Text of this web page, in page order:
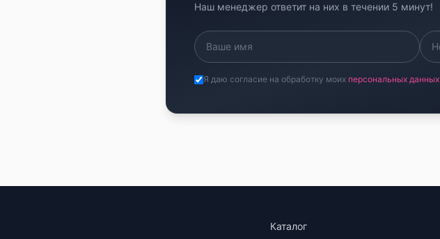
Наш менеджер ответит на них в течении 5 минут!
Я даю согласие на обработку моих персональных данных
Каталог